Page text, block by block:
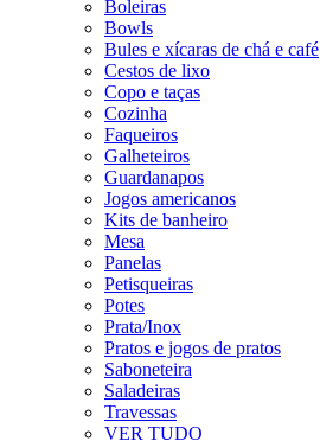
Boleiras
Bowls
Bules e xícaras de chá e café
Cestos de lixo
Copo e taças
Cozinha
Faqueiros
Galheteiros
Guardanapos
Jogos americanos
Kits de banheiro
Mesa
Panelas
Petisqueiras
Potes
Prata/Inox
Pratos e jogos de pratos
Saboneteira
Saladeiras
Travessas
VER TUDO